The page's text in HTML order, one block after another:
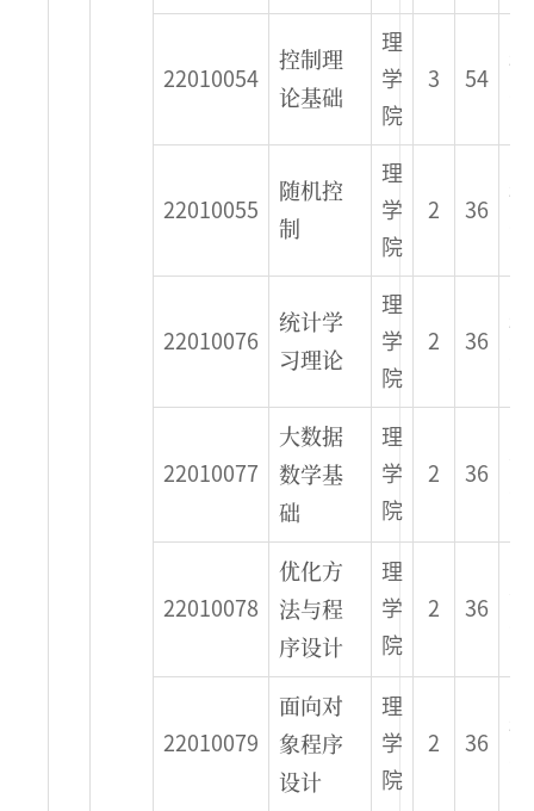
22010054
控制理
论基础
理
学
院
3 54
秋
22010055
随机控
制
理
学
院
2 36
秋
22010076
统计学
习理论
理
学
院
2 36
秋
22010077
大数据
数学基
础
理
学
院
2 36
22010078
优化方
法与程
序设计
理
学
院
2 36
22010079
面向对
象程序
设计
理
学
院
2 36
秋